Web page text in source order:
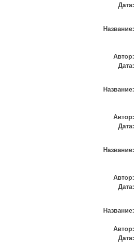
Дата:
Название:
Автор:
Дата:
Название:
Автор:
Дата:
Название:
Автор:
Дата:
Название:
Автор:
Дата: